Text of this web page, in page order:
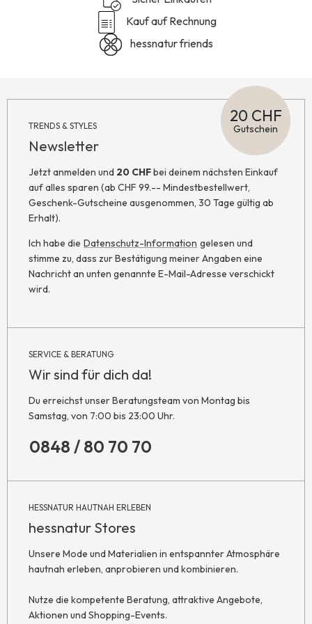
Kauf auf Rechnung
hessnatur friends
TRENDS & STYLES
Newsletter
20 CHF
Gutschein
Jetzt anmelden und 20 CHFbei deinem nächsten Einkauf
auf alles sparen (ab CHF 99.-- Mindestbestellwert,
Geschenk-Gutscheine ausgenommen, 30 Tage gültig ab
Erhalt).
Ich habe die Datenschutz-Information gelesen und
stimme zu, dass zur Bestätigung meiner Angaben eine
Nachricht an unten genannte E-Mail-Adresse verschickt
wird.
SERVICE & BERATUNG
Wir sind für dich da!
Du erreichst unser Beratungsteam von Montag bis
Samstag, von 7:00 bis 23:00 Uhr.
0848 / 80 70 70
HESSNATUR HAUTNAH ERLEBEN
hessnatur Stores
Unsere Mode und Materialien in entspannter Atmosphäre
hautnah erleben, anprobieren und kombinieren.
Nutze die kompetente Beratung, attraktive Angebote,
Aktionen und Shopping-Events.